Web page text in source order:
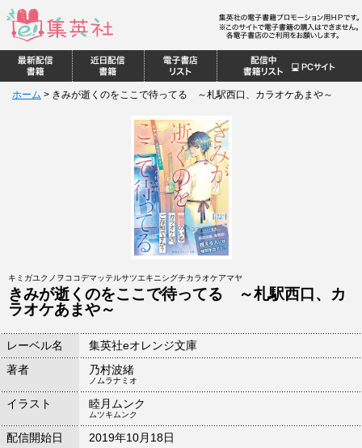
ホーム > きみが逝くのをここで待ってる ～札駅西口、カラオケあまや～
キミガユクノヲココデマッテルサツエキニシグチカラオケアマヤ
きみが逝くのをここで待ってる ～札駅西口、カ
ラオケあまや～
レーベル名
集英社eオレンジ文庫
著者
乃村波緒
ノムラナミオ
イラスト 睦月ムンク
ムツキムンク
配信開始日 2019年10月18日